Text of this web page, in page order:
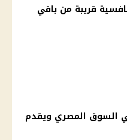
قريبة من باقي
السوق المصري ويقدم